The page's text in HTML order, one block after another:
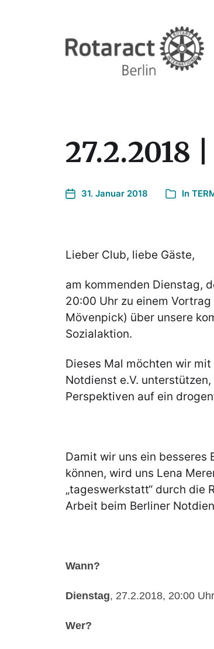
27.2.2018
31. Januar 2018 In
Lieber Club, liebe Gäste,
am kommenden Dienstag,
20:00 Uhr zu einem
Mövenpick) über unsere
Sozialaktion.
Dieses Mal möchten wir
Notdienst e.V.
Perspektiven auf ein
Damit wir uns ein besseres
können, wird uns Lena
„tageswerkstatt“ durch die
Arbeit beim Berliner
Wann?
Dienstag, 27.2.2018, 20:00 Uhr
Wer?